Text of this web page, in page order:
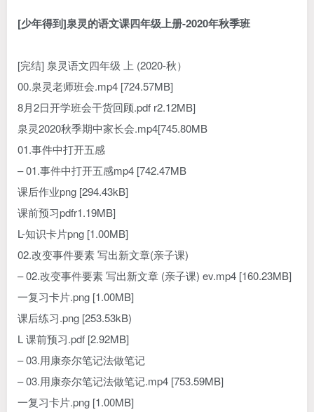
[少年得到]泉灵的语文课四年级上册-2020年秋季班
[完结] 泉灵语文四年级 上 (2020-秋）
00.泉灵老师班会.mp4 [724.57MB]
8月2日开学班会干货回顾.pdf r2.12MB]
泉灵2020秋季期中家长会.mp4[745.80MB
01.事件中打开五感
– 01.事件中打开五感mp4 [742.47MB
课后作业png [294.43kB]
课前预习pdfr1.19MB]
L-知识卡片png [1.00MB]
02.改变事件要素 写出新文章(亲子课)
– 02.改变事件要素 写出新文章 (亲子课) ev.mp4 [160.23MB]
一复习卡片.png [1.00MB]
课后练习.png [253.53kB)
L 课前预习.pdf [2.92MB]
– 03.用康奈尔笔记法做笔记
– 03.用康奈尔笔记法做笔记.mp4 [753.59MB]
一复习卡片.png [1.00MB]